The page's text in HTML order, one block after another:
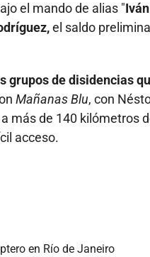
el mando de alias "Iván
el saldo
grupos de disidencias
Mañanas Blu, con
más de 140 kilómetros
acceso.
en Río de Janeiro